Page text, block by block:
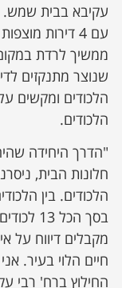
עקיבא בבית שמש.
עם 4 דירות
ממשיך לרדת
שנוצר מתנקזים
הלכודים ומקשים
הלכודים.
"הדרך היחידה
הלכודים. בין
בסך
מקבלים דיווח על
חיים הלוי בעיר.
החילוץ ברח' רבי